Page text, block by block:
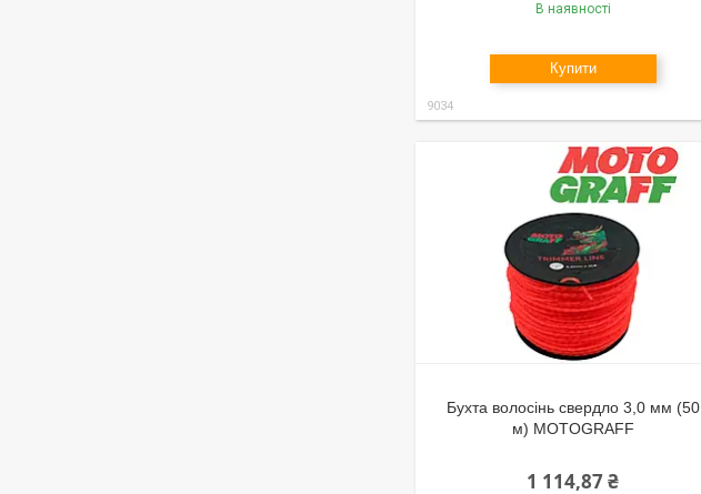
В наявності
Купити
9034
Бухта волосінь свердло 3,0 мм (50
м) MOTOGRAFF
1 114,87 ₴